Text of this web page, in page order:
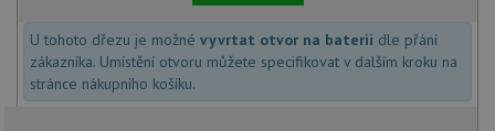
U tohoto dřezu je možné vyvrtat otvor na baterii dle přání
zákazníka. Umístění otvoru můžete specifikovat v dalším kroku na
stránce nákupního košíku.